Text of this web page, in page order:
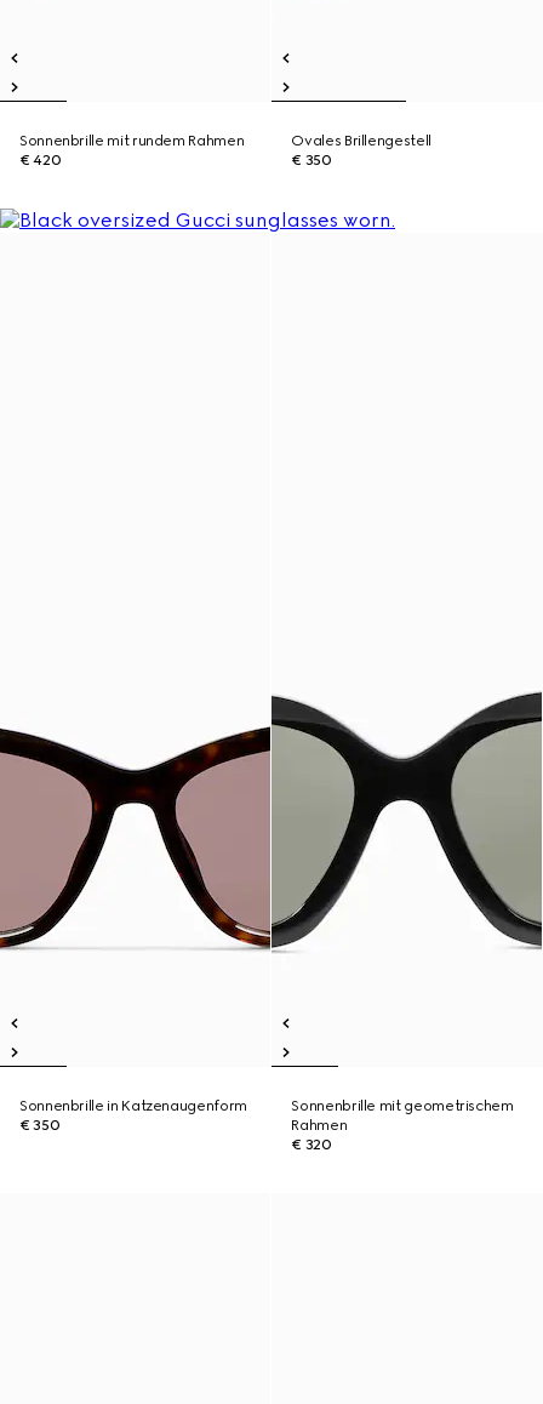
Sonnenbrille mit rundem Rahmen
€ 420
Ovales Brillengestell
€ 350
Sonnenbrille in Katzenaugenform
€ 350
Sonnenbrille mit geometrischem
Rahmen
€ 320